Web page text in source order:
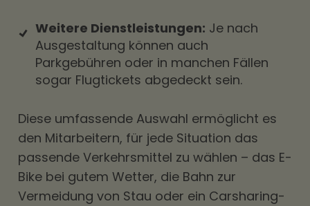
Weitere Dienstleistungen: Je nach
Ausgestaltung können auch
Parkgebühren oder in manchen Fällen
sogar Flugtickets abgedeckt sein.
Diese umfassende Auswahl ermöglicht es
den Mitarbeitern, für jede Situation das
passende Verkehrsmittel zu wählen – das E-
Bike bei gutem Wetter, die Bahn zur
Vermeidung von Stau oder ein Carsharing-